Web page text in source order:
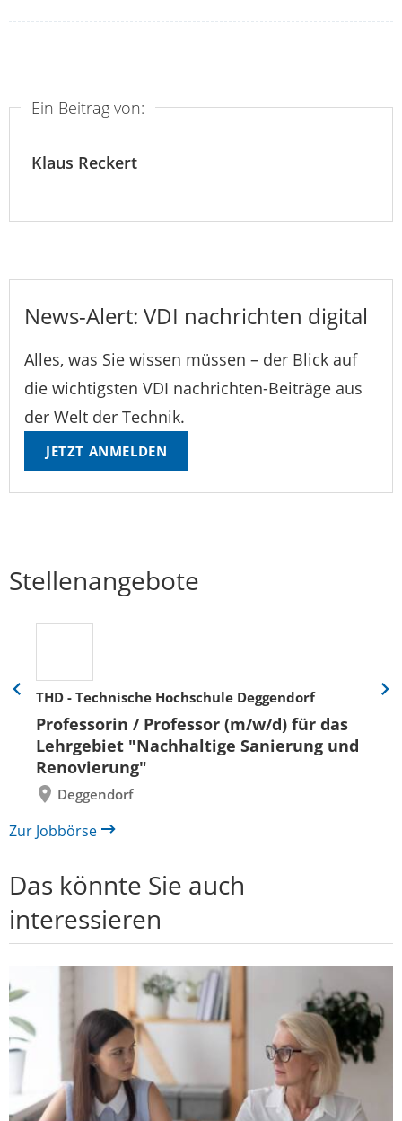
Ein Beitrag von:
Klaus Reckert
News-Alert: VDI nachrichten digital
Alles, was Sie wissen müssen – der Blick auf
die wichtigsten VDI nachrichten-Beiträge aus
der Welt der Technik.
JETZT ANMELDEN
Stellenangebote
THD - Technische Hochschule Deggendorf
Professorin / Professor (m/w/d) für das
Lehrgebiet "Nachhaltige Sanierung und
Renovierung"
Deggendorf
Eine
zurück
Eine
Zur Jobbörse
Das könnte Sie auch
interessieren